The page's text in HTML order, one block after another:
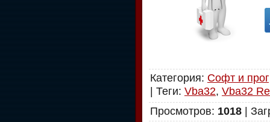
Категория: Софт и
| Теги: Vba32, Vba32
Просмотров: 1018 |